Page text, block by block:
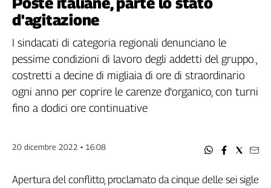
Filcams
Filctem
Fillea
Flai
Nidil
Spi
d'agitazione
I sindacati di categoria regionali denunciano le
pessime condizioni di lavoro degli addetti del gruppo.,
costretti a decine di migliaia di ore di straordinario
ogni anno per coprire le carenze d'organico, con turni
fino a dodici ore continuative
20 dicembre 2022 • 16:08
Apertura del conflitto, proclamato da cinque delle sei sigle